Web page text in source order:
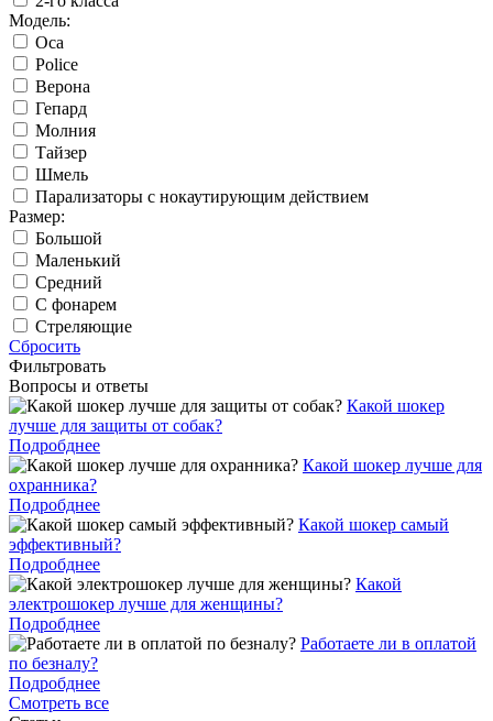
Модель:
Oса
Police
Верона
Гепард
Молния
Тайзер
Шмель
Парализаторы с нокаутирующим действием
Размер:
Большой
Маленький
Средний
С фонарем
Стреляющие
Сбросить
Фильтровать
Вопросы и ответы
Какой шокер
лучше для защиты от собак?
Подробднее
Какой шокер лучше для
охранника?
Подробднее
Какой шокер самый
эффективный?
Подробднее
Какой
электрошокер лучше для женщины?
Подробднее
Работаете ли в оплатой
по безналу?
Подробднее
Смотреть все